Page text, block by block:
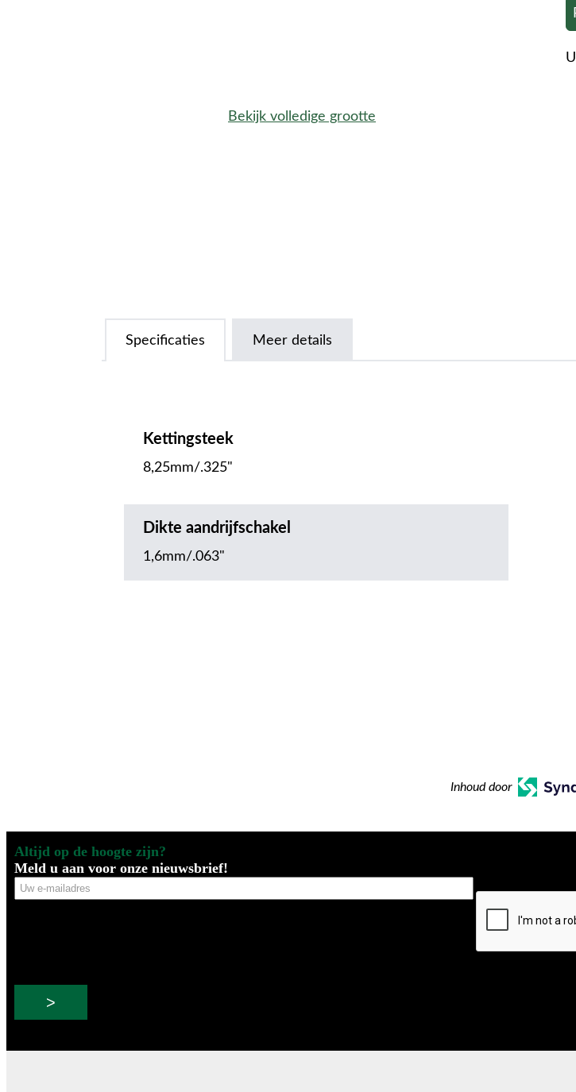
Bekijk volledige grootte
Specificaties Meer details
Kettingsteek
8,25mm/.325"
Dikte aandrijfschakel
1,6mm/.063"
Inhoud door
Altijd op de hoogte zijn?
Meld u aan voor onze nieuwsbrief!
Uw
e-